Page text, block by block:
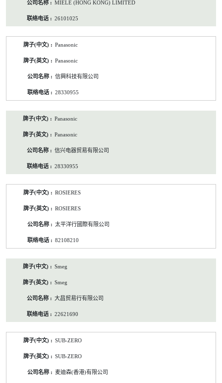
MIELE (HONG KONG) LIMITED
26101025
Panasonic
Panasonic
信興科技有限公司
28330955
Panasonic
Panasonic
信兴电器贸易有限公司
28330955
ROSIERES
ROSIERES
太平洋行國際有限公司
82108210
Smeg
Smeg
大昌贸易行有限公司
22621690
SUB-ZERO
SUB-ZERO
麦迪森(香港)有限公司